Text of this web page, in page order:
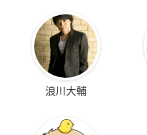
浪川大輔